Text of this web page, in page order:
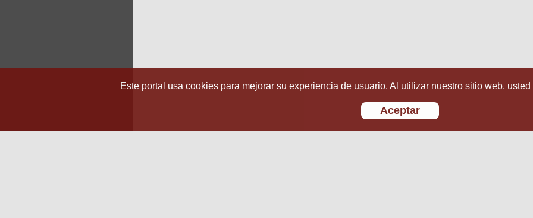
Este portal usa cookies para mejorar su experiencia de usuario. Al utilizar nuestro sitio web,
Aceptar